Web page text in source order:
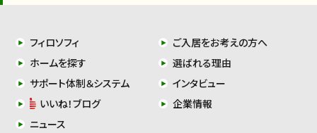
フィロソフィ
ご入居をお考えの方へ
ホームを探す
選ばれる理由
サポート体制＆システム
インタビュー
いいね！ブログ
企業情報
ニュース